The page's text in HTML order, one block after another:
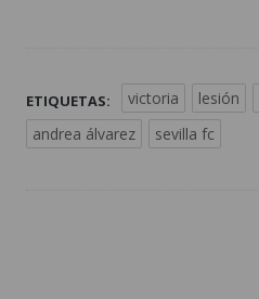
ETIQUETAS: victoria lesión
andrea álvarez
sevilla fc